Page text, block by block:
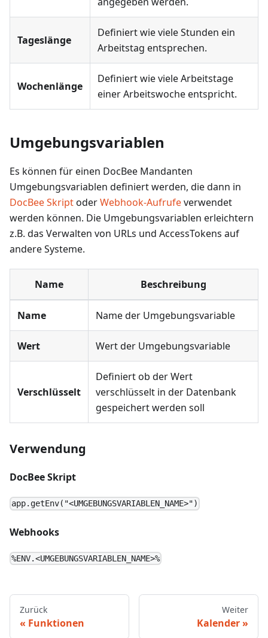
Tageslänge
Definiert wie viele Stunden ein
Arbeitstag entsprechen.
Wochenlänge
Definiert wie viele Arbeitstage
einer Arbeitswoche entspricht.
Umgebungsvariablen
Es können für einen DocBee Mandanten
Umgebungsvariablen definiert werden, die dann in
DocBee SkriptoderWebhook-Aufrufeverwendet
werden können. Die Umgebungsvariablen erleichtern
z.B. das Verwalten von URLs und AccessTokens auf
andere Systeme.
Name Beschreibung
Name Name der Umgebungsvariable
Wert Wert der Umgebungsvariable
Verschlüsselt
Definiert ob der Wert
verschlüsselt in der Datenbank
gespeichert werden soll
Verwendung
DocBee Skript
app.getEnv("<UMGEBUNGSVARIABLEN_NAME>")
Webhooks
%ENV.<UMGEBUNGSVARIABLEN_NAME>%
Zurück
Funktionen
Weiter
Kalender